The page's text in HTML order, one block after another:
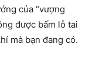
của “vượng
được bấm lỗ tai
mà bạn đang có.